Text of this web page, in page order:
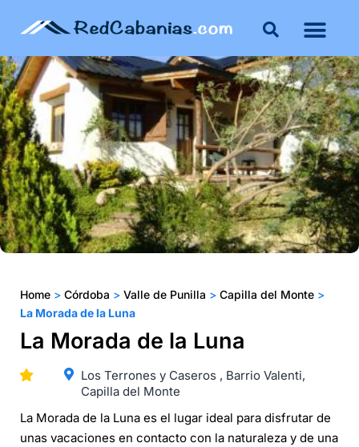
Home > Córdoba > Valle de Punilla > Capilla del Monte >
La Morada de la Luna
La Morada de la Luna
Los Terrones y Caseros , Barrio Valenti,
Capilla del Monte
La Morada de la Luna es el lugar ideal para disfrutar de
unas vacaciones en contacto con la naturaleza y de una